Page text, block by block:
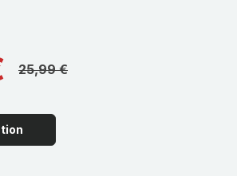
25,99 €